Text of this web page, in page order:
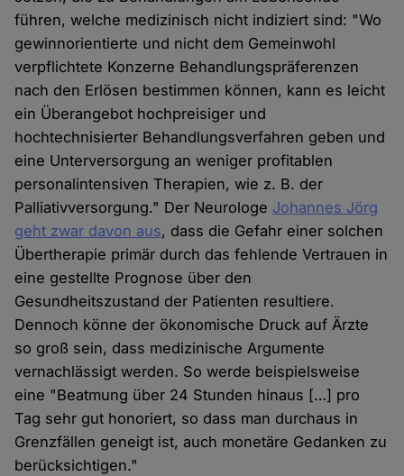
führen, welche medizinisch nicht indiziert sind: "Wo
gewinnorientierte und nicht dem Gemeinwohl
verpflichtete Konzerne Behandlungspräferenzen
nach den Erlösen bestimmen können, kann es leicht
ein Überangebot hochpreisiger und
hochtechnisierter Behandlungsverfahren geben und
eine Unterversorgung an weniger profitablen
personalintensiven Therapien, wie z. B. der
Palliativversorgung." Der Neurologe Johannes Jörg
geht zwar davon aus, dass die Gefahr einer solchen
Übertherapie primär durch das fehlende Vertrauen in
eine gestellte Prognose über den
Gesundheitszustand der Patienten resultiere.
Dennoch könne der ökonomische Druck auf Ärzte
so groß sein, dass medizinische Argumente
vernachlässigt werden. So werde beispielsweise
eine "Beatmung über 24 Stunden hinaus […] pro
Tag sehr gut honoriert, so dass man durchaus in
Grenzfällen geneigt ist, auch monetäre Gedanken zu
berücksichtigen."